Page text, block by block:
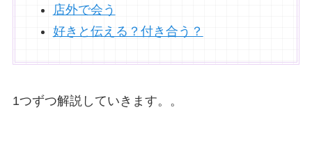
店外で会う
好きと伝える？付き合う？
1つずつ解説していきます。。